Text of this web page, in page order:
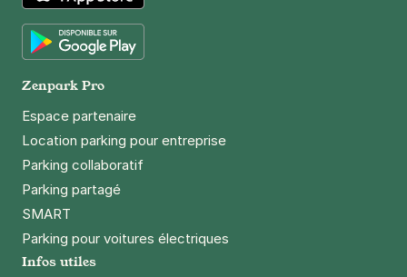
App Store
Zenpark Pro
Espace partenaire
Location parking pour entreprise
Parking collaboratif
Parking partagé
SMART
Parking pour voitures électriques
Infos utiles